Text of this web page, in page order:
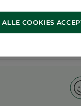
zien
ALLE COOKIES